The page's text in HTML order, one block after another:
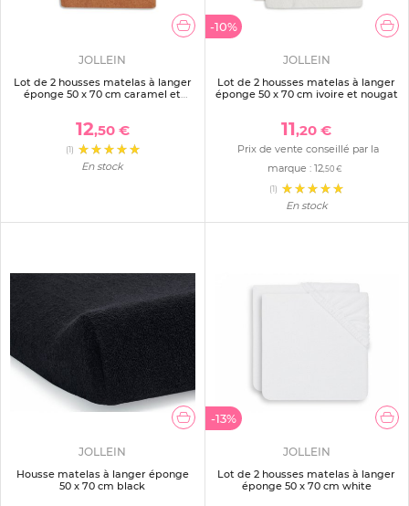
JOLLEIN
Lot de 2 housses matelas à langer
éponge 50 x 70 cm caramel et
12,50 €
(1)
En stock
-10%
JOLLEIN
Lot de 2 housses matelas à langer
éponge 50 x 70 cm ivoire et nougat
11,20 €
Prix de vente conseillé par la
marque : 12,50 €
(1)
En stock
JOLLEIN
Housse matelas à langer éponge
50 x 70 cm black
-13%
JOLLEIN
Lot de 2 housses matelas à langer
éponge 50 x 70 cm white